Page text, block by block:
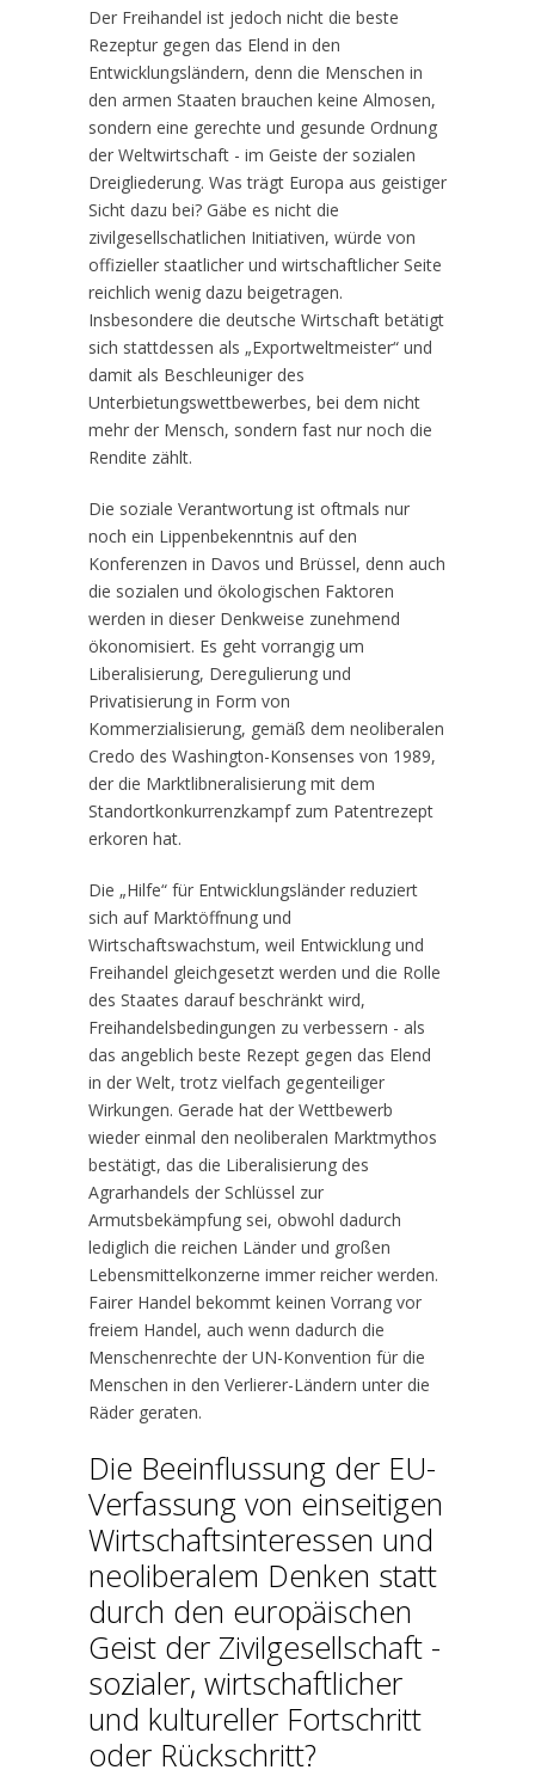
Der Freihandel ist jedoch nicht die beste
Rezeptur gegen das Elend in den
Entwicklungsländern, denn die Menschen in
den armen Staaten brauchen keine Almosen,
sondern eine gerechte und gesunde Ordnung
der Weltwirtschaft - im Geiste der sozialen
Dreigliederung. Was trägt Europa aus geistiger
Sicht dazu bei? Gäbe es nicht die
zivilgesellschatlichen Initiativen, würde von
offizieller staatlicher und wirtschaftlicher Seite
reichlich wenig dazu beigetragen.
Insbesondere die deutsche Wirtschaft betätigt
sich stattdessen als „Exportweltmeister“ und
damit als Beschleuniger des
Unterbietungswettbewerbes, bei dem nicht
mehr der Mensch, sondern fast nur noch die
Rendite zählt.
Die soziale Verantwortung ist oftmals nur
noch ein Lippenbekenntnis auf den
Konferenzen in Davos und Brüssel, denn auch
die sozialen und ökologischen Faktoren
werden in dieser Denkweise zunehmend
ökonomisiert. Es geht vorrangig um
Liberalisierung, Deregulierung und
Privatisierung in Form von
Kommerzialisierung, gemäß dem neoliberalen
Credo des Washington-Konsenses von 1989,
der die Marktlibneralisierung mit dem
Standortkonkurrenzkampf zum Patentrezept
erkoren hat.
Die „Hilfe“ für Entwicklungsländer reduziert
sich auf Marktöffnung und
Wirtschaftswachstum, weil Entwicklung und
Freihandel gleichgesetzt werden und die Rolle
des Staates darauf beschränkt wird,
Freihandelsbedingungen zu verbessern - als
das angeblich beste Rezept gegen das Elend
in der Welt, trotz vielfach gegenteiliger
Wirkungen. Gerade hat der Wettbewerb
wieder einmal den neoliberalen Marktmythos
bestätigt, das die Liberalisierung des
Agrarhandels der Schlüssel zur
Armutsbekämpfung sei, obwohl dadurch
lediglich die reichen Länder und großen
Lebensmittelkonzerne immer reicher werden.
Fairer Handel bekommt keinen Vorrang vor
freiem Handel, auch wenn dadurch die
Menschenrechte der UN-Konvention für die
Menschen in den Verlierer-Ländern unter die
Räder geraten.
Die Beeinflussung der EU-
Verfassung von einseitigen
Wirtschaftsinteressen und
neoliberalem Denken statt
durch den europäischen
Geist der Zivilgesellschaft -
sozialer, wirtschaftlicher
und kultureller Fortschritt
oder Rückschritt?